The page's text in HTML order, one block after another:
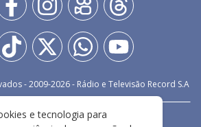
- 2009-2026- Rádio e Televisão Record S.A
FALE CONOSCO PRIVACIDADE
e tecnologia para